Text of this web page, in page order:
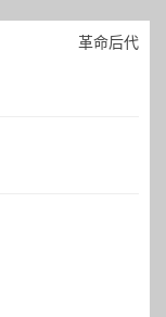
革命后代